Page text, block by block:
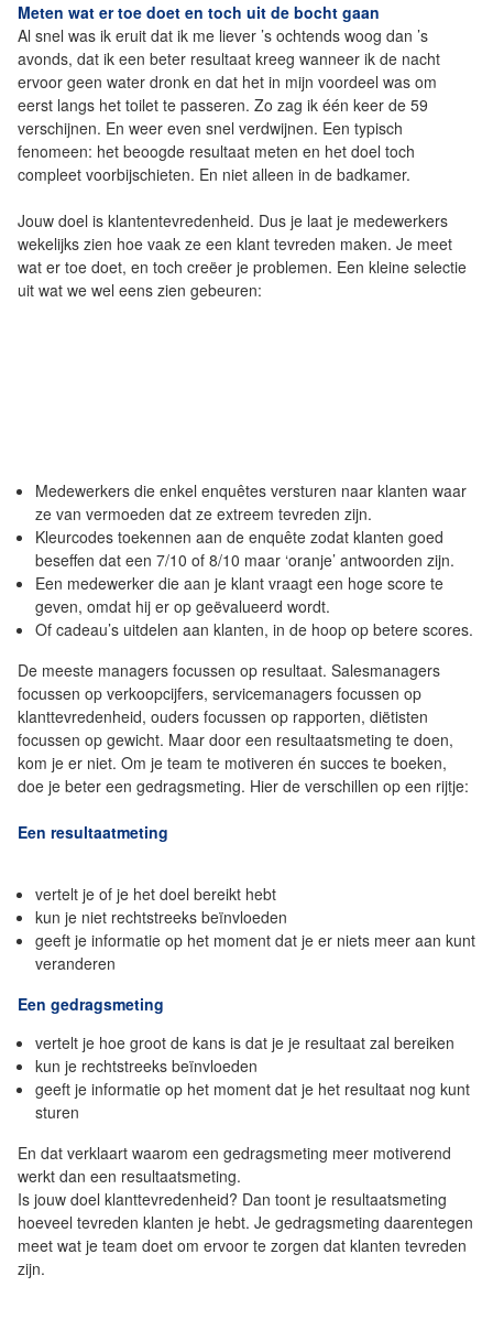
Meten wat er toe doet en toch uit de bocht gaan
Al snel was ik eruit dat ik me liever ’s ochtends woog dan ’s
avonds, dat ik een beter resultaat kreeg wanneer ik de nacht
ervoor geen water dronk en dat het in mijn voordeel was om
eerst langs het toilet te passeren. Zo zag ik één keer de 59
verschijnen. En weer even snel verdwijnen. Een typisch
fenomeen: het beoogde resultaat meten en het doel toch
compleet voorbijschieten. En niet alleen in de badkamer.
Jouw doel is klantentevredenheid. Dus je laat je medewerkers
wekelijks zien hoe vaak ze een klant tevreden maken. Je meet
wat er toe doet, en toch creëer je problemen. Een kleine selectie
uit wat we wel eens zien gebeuren:
Medewerkers die enkel enquêtes versturen naar klanten waar
ze van vermoeden dat ze extreem tevreden zijn.
Kleurcodes toekennen aan de enquête zodat klanten goed
beseffen dat een 7/10 of 8/10 maar ‘oranje’ antwoorden zijn.
Een medewerker die aan je klant vraagt een hoge score te
geven, omdat hij er op geëvalueerd wordt.
Of cadeau’s uitdelen aan klanten, in de hoop op betere scores.
De meeste managers focussen op resultaat. Salesmanagers
focussen op verkoopcijfers, servicemanagers focussen op
klanttevredenheid, ouders focussen op rapporten, diëtisten
focussen op gewicht. Maar door een resultaatsmeting te doen,
kom je er niet. Om je team te motiveren én succes te boeken,
doe je beter een gedragsmeting. Hier de verschillen op een rijtje:
Een resultaatmeting
vertelt je of je het doel bereikt hebt
kun je niet rechtstreeks beïnvloeden
geeft je informatie op het moment dat je er niets meer aan kunt
veranderen
Een gedragsmeting
vertelt je hoe groot de kans is dat je je resultaat zal bereiken
kun je rechtstreeks beïnvloeden
geeft je informatie op het moment dat je het resultaat nog kunt
sturen
En dat verklaart waarom een gedragsmeting meer motiverend
werkt dan een resultaatsmeting.
Is jouw doel klanttevredenheid? Dan toont je resultaatsmeting
hoeveel tevreden klanten je hebt. Je gedragsmeting daarentegen
meet wat je team doet om ervoor te zorgen dat klanten tevreden
zijn.